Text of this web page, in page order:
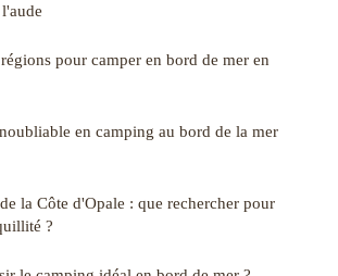
pour camper en bord de mer en
en camping au bord de la mer
la Côte d'Opale : que rechercher pour
?